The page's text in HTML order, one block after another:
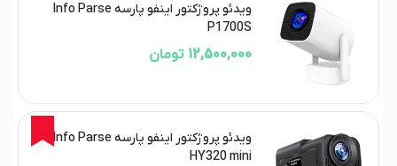
ویدئو پروژکتور اینفو پارسه Info Parse
P1700S
12,500,000 تومان
11%
ویدئو پروژکتور اینفو پارسه Info Parse
HY320 mini